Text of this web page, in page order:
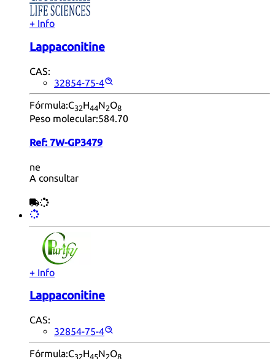
+ Info
Lappaconitine
CAS:
32854-75-4
Fórmula:C32H44N2O8
Peso molecular:584.70
Ref: 7W-GP3479
ne
A consultar
+ Info
Lappaconitine
CAS:
32854-75-4
Fórmula:C32H45N2O8